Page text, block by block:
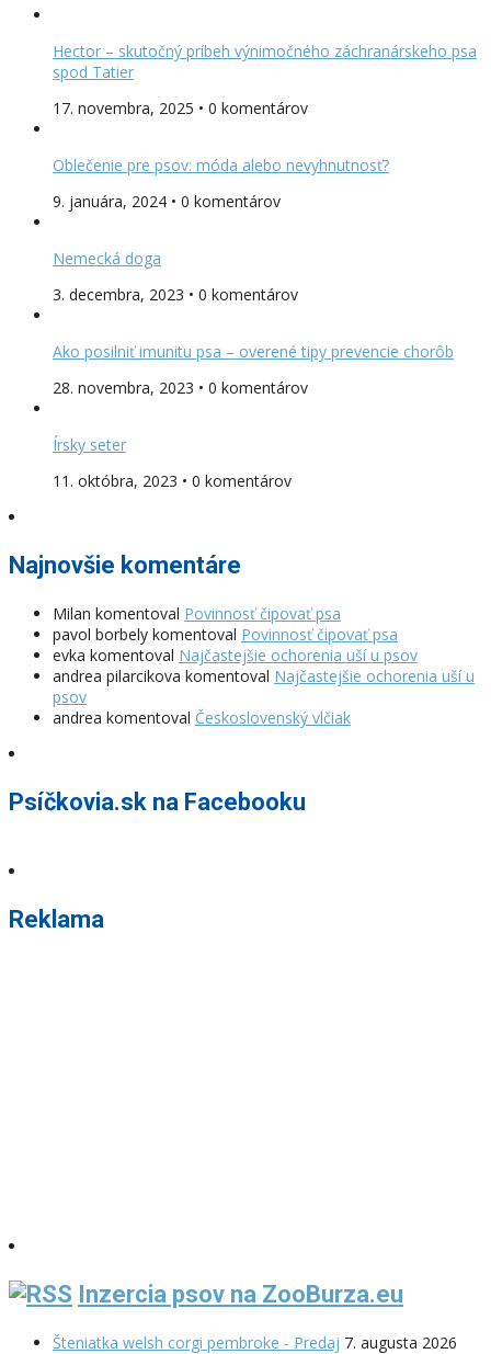
Hector – skutočný príbeh výnimočného záchranárskeho psa
spod Tatier
17. novembra, 2025 • 0 komentárov
Oblečenie pre psov: móda alebo nevyhnutnosť?
9. januára, 2024 • 0 komentárov
Nemecká doga
3. decembra, 2023 • 0 komentárov
Ako posilniť imunitu psa – overené tipy prevencie chorôb
28. novembra, 2023 • 0 komentárov
Írsky seter
11. októbra, 2023 • 0 komentárov
Najnovšie komentáre
Milan komentoval Povinnosť čipovať psa
pavol borbely komentoval Povinnosť čipovať psa
evka komentoval Najčastejšie ochorenia uší u psov
andrea pilarcikova komentoval Najčastejšie ochorenia uší u
psov
andrea komentoval Československý vlčiak
Psíčkovia.sk na Facebooku
Reklama
Inzercia psov na ZooBurza.eu
Šteniatka welsh corgi pembroke - Predaj 7. augusta 2026